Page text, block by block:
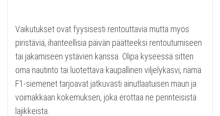
Vaikutukset ovat fyysisesti rentouttavia mutta myös
piristäviä, ihanteellisia päivän päätteeksi rentoutumiseen
tai jakamiseen ystävien kanssa. Olipa kyseessä sitten
oma nautinto tai luotettava kaupallinen viljelykasvi, nämä
F1-siemenet tarjoavat jatkuvasti ainutlaatuisen maun ja
voimakkaan kokemuksen, joka erottaa ne perinteisistä
lajikkeista.